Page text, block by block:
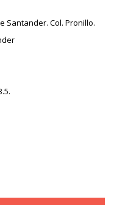
Santander. Col. Pronillo.